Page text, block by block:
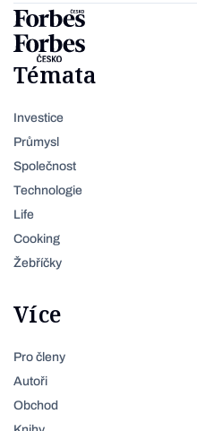
Témata
Investice
Průmysl
Společnost
Technologie
Life
Cooking
Žebříčky
Více
Pro členy
Autoři
Obchod